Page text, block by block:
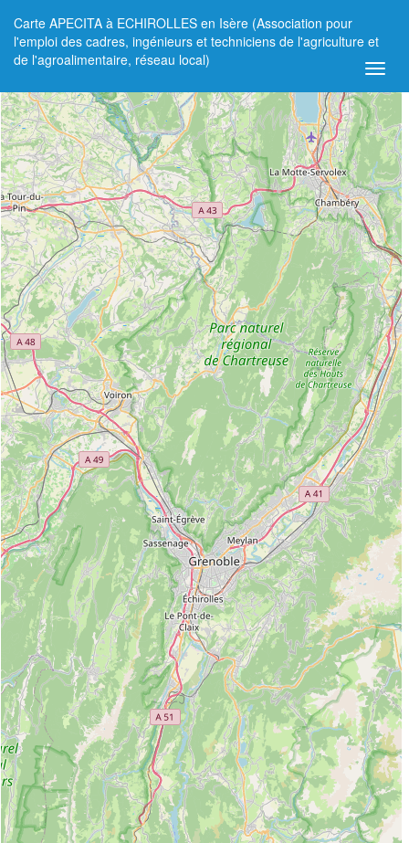
Carte APECITA à ECHIROLLES en Isère (Association pour
l'emploi des cadres, ingénieurs et techniciens de l'agriculture et
de l'agroalimentaire, réseau local)
+
−